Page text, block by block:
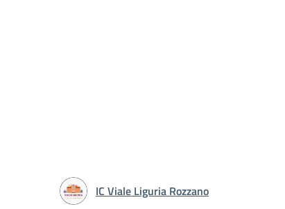
IC Viale Liguria Rozzano